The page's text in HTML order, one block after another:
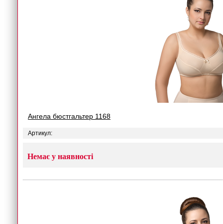
Ангела бюстгальтер 1168
Артикул:
Немає у наявності